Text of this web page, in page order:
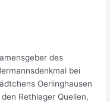
des
bei
Oerlinghausen
Rethlager Quellen,